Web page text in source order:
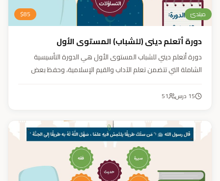
مبتدئ $85
دورة أتعلم ديني (للشباب) المستوى الأول
دورة أتعلم ديني للشباب المستوى الأول هي الدورة التأسيسية
الشاملة التي تتضمن تعلم الآداب والقيم الإسلامية، وحفظ بعض
السيرة النبوية (فقه، عقيدة، سيرة).
15 درس 51